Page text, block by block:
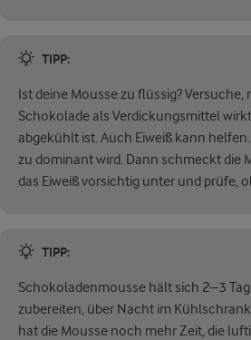
TIPP:
Ist deine Mousse zu flüssig?
Schokolade als Verdickungsmittel
abgekühlt ist. Auch Eiweiß kann
zu dominant wird. Dann schmeckt die
das Eiweiß vorsichtig unter und prüfe,
TIPP:
Schokoladenmousse hält sich 2–3
zubereiten, über Nacht im
hat die Mousse noch mehr Zeit, die